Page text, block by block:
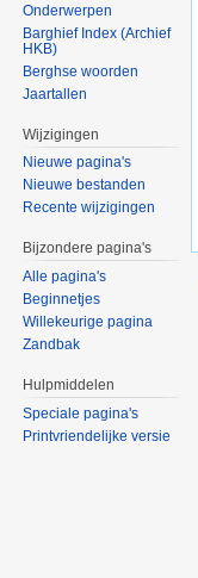
Onderwerpen
Barghief Index (Archief
HKB)
Berghse woorden
Jaartallen
Wijzigingen
Nieuwe pagina's
Nieuwe bestanden
Recente wijzigingen
Bijzondere pagina's
Alle pagina's
Beginnetjes
Willekeurige pagina
Zandbak
Hulpmiddelen
Speciale pagina's
Printvriendelijke versie